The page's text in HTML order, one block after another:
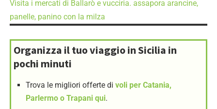
Visita i mercati di Ballarò e vucciria. assapora arancine,
panelle, panino con la milza
Organizza il tuo viaggio in Sicilia in
pochi minuti
Trova le migliori offerte di voli per Catania,
Parlermo o Trapani qui.